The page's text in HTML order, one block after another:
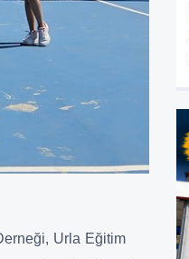
Urla Eğitim